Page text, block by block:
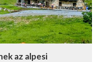
az alpesi